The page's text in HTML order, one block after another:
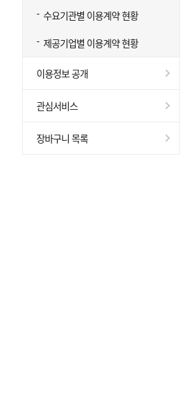
수요기관별 이용계약 현황
제공기업별 이용계약 현황
이용정보 공개
관심서비스
장바구니 목록